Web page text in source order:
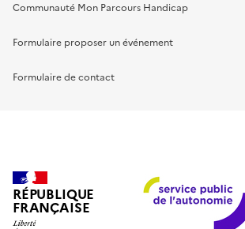
Communauté Mon Parcours Handicap
Formulaire proposer un événement
Formulaire de contact
RÉPUBLIQUE
FRANÇAISE